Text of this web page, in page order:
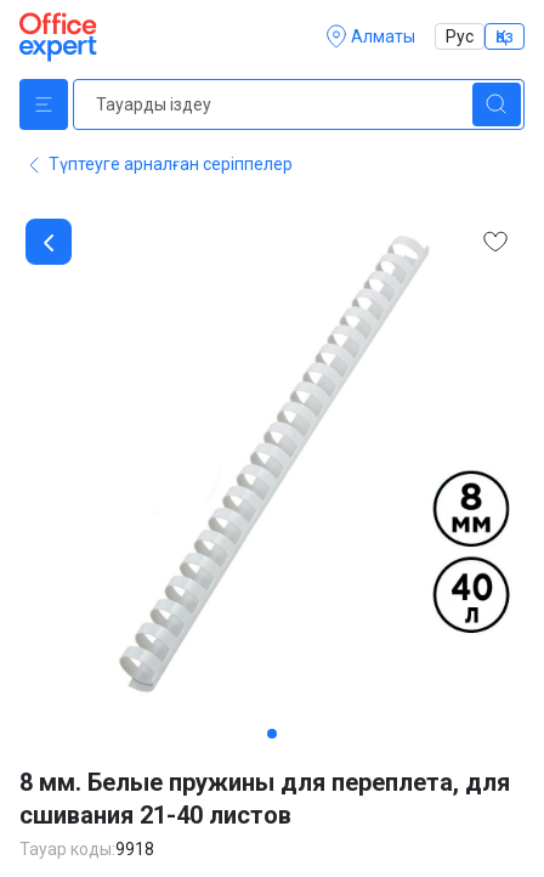
Алматы Рус Қаз
Түптеуге арналған серіппелер
of
4
8 мм. Белые пружины для переплета, для
сшивания 21-40 листов
Тауар коды:9918